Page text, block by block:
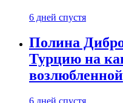
6 дней спустя
Полина
Турцию на
возлюбленной